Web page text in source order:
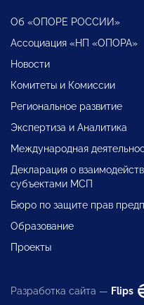
Об «ОПОРЕ РОССИИ»
Ассоциация «НП «ОПОРА»
Новости
Комитеты и Комиссии
Региональное развитие
Экспертиза и Аналитика
Международная
Декларация о
субъектами МСП
Бюро по защите прав
Образование
Проекты
Разработка сайта — Flips